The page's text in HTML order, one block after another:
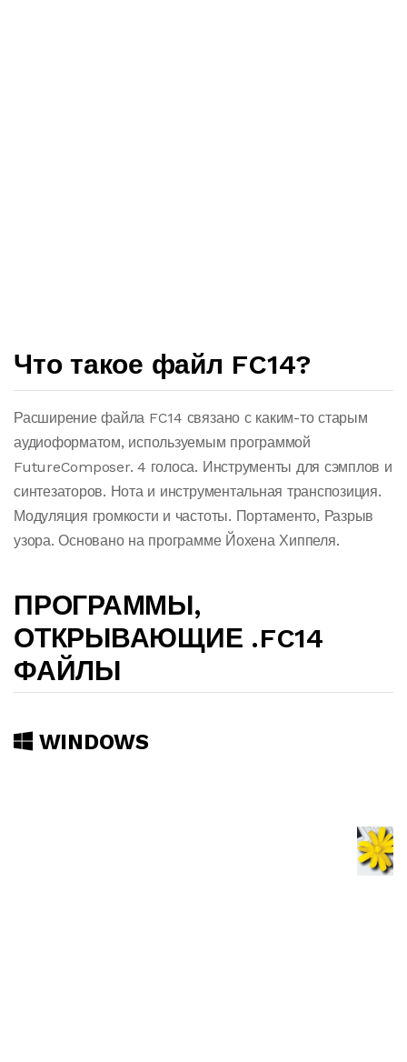
Что такое файл FC14?
Расширение файла FC14 связано с каким-то старым
аудиоформатом, используемым программой
FutureComposer. 4 голоса. Инструменты для сэмплов и
синтезаторов. Нота и инструментальная транспозиция.
Модуляция громкости и частоты. Портаменто, Разрыв
узора. Основано на программе Йохена Хиппеля.
ПРОГРАММЫ,
ОТКРЫВАЮЩИЕ .FC14
ФАЙЛЫ
WINDOWS